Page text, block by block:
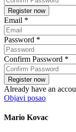
Email *
Password *
Confirm Password *
Already have an
Objavi posao
Mario Kovac